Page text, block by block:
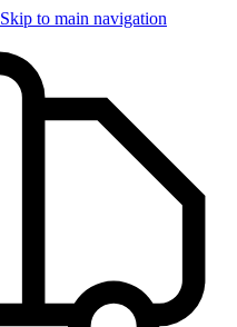
Skip to main navigation